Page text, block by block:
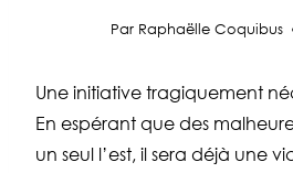
Par Raphaëlle Coquibus
Une initiative tragiquement
En espérant que des
un seul l’est, il sera déjà une